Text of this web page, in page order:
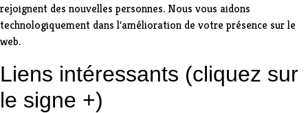
rejoignent des nouvelles personnes. Nous vous aidons
technologiquement dans l'amélioration de votre présence sur le
web.
Liens intéressants (cliquez sur
le signe +)